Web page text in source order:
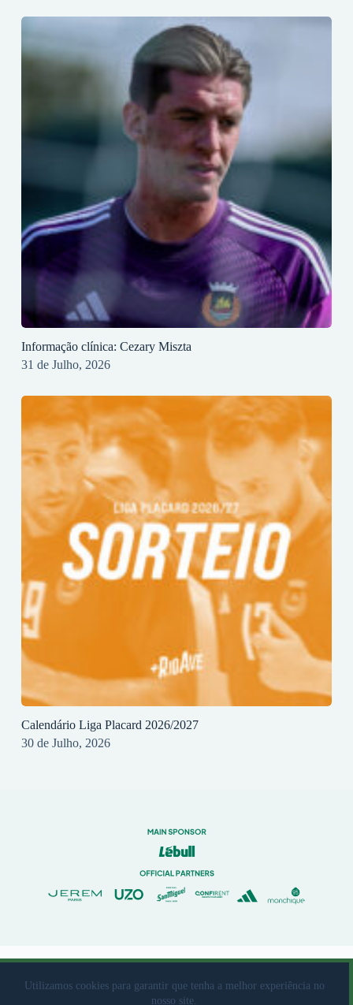
Utilizamos cookies para garantir que tenha a melhor experiência no
nosso site.
Informação clínica: Cezary Miszta
31 de Julho, 2026
Calendário Liga Placard 2026/2027
30 de Julho, 2026
© 2023 Rio Ave Futebol Clube Desenvolvido porbrandit